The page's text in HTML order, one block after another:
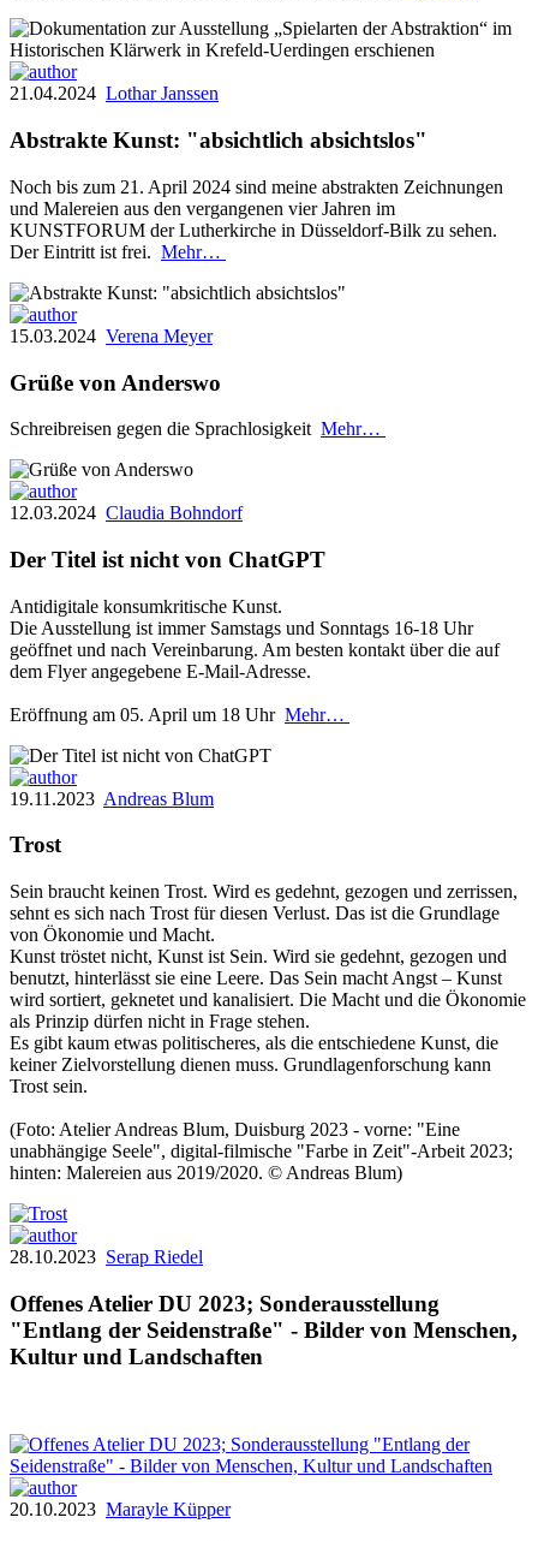
21.04.2024 Lothar Janssen
Abstrakte Kunst: "absichtlich absichtslos"
Noch bis zum 21. April 2024 sind meine abstrakten Zeichnungen
und Malereien aus den vergangenen vier Jahren im
KUNSTFORUM der Lutherkirche in Düsseldorf-Bilk zu sehen.
Der Eintritt ist frei. Mehr…
15.03.2024 Verena Meyer
Grüße von Anderswo
Schreibreisen gegen die Sprachlosigkeit Mehr…
12.03.2024 Claudia Bohndorf
Der Titel ist nicht von ChatGPT
Antidigitale konsumkritische Kunst.
Die Ausstellung ist immer Samstags und Sonntags 16-18 Uhr
geöffnet und nach Vereinbarung. Am besten kontakt über die auf
dem Flyer angegebene E-Mail-Adresse.
Eröffnung am 05. April um 18 Uhr Mehr…
19.11.2023 Andreas Blum
Trost
Sein braucht keinen Trost. Wird es gedehnt, gezogen und zerrissen,
sehnt es sich nach Trost für diesen Verlust. Das ist die Grundlage
von Ökonomie und Macht.
Kunst tröstet nicht, Kunst ist Sein. Wird sie gedehnt, gezogen und
benutzt, hinterlässt sie eine Leere. Das Sein macht Angst – Kunst
wird sortiert, geknetet und kanalisiert. Die Macht und die Ökonomie
als Prinzip dürfen nicht in Frage stehen.
Es gibt kaum etwas politischeres, als die entschiedene Kunst, die
keiner Zielvorstellung dienen muss. Grundlagenforschung kann
Trost sein.
(Foto: Atelier Andreas Blum, Duisburg 2023 - vorne: "Eine
unabhängige Seele", digital-filmische "Farbe in Zeit"-Arbeit 2023;
hinten: Malereien aus 2019/2020. © Andreas Blum)
28.10.2023 Serap Riedel
Offenes Atelier DU 2023; Sonderausstellung
"Entlang der Seidenstraße" - Bilder von Menschen,
Kultur und Landschaften
20.10.2023 Marayle Küpper